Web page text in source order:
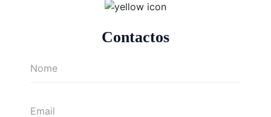
Contactos